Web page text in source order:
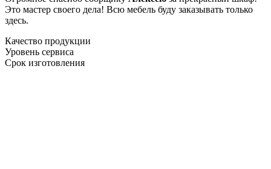
Это мастер своего дела! Всю мебель буду заказывать только
здесь.
Качество продукции
Уровень сервиса
Срок изготовления